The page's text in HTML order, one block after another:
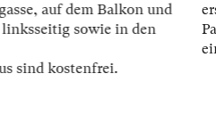
auf dem Bal­kon und
so­wie in den
sind kos­ten­frei.